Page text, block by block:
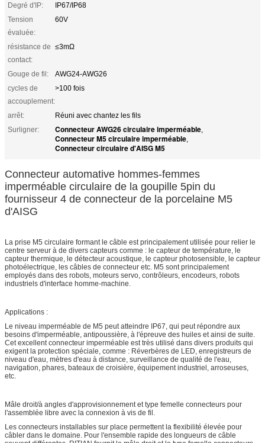
Degré d'IP:
IP67/IP68
Tension
évaluée:
60V
résistance de
contact:
≤3mΩ
Gouge de fil:
AWG24-AWG26
cycles de
accouplement:
>100 fois
arrêt:
Réuni avec chantez les fils
Surligner:
Connecteur AWG26 circulaire imperméable,
Connecteur M5 circulaire imperméable,
Connecteur circulaire d'AISG M5
Connecteur automative hommes-femmes
imperméable circulaire de la goupille 5pin du
fournisseur 4 de connecteur de la porcelaine M5
d'AISG
La prise M5 circulaire formant le câble est principalement utilisée pour relier le
centre serveur à de divers capteurs comme : le capteur de température, le
capteur thermique, le détecteur acoustique, le capteur photosensible, le capteur
photoélectrique, les câbles de connecteur etc. M5 sont principalement
employés dans des robots, moteurs servo, contrôleurs, encodeurs, robots
industriels d'interface homme-machine.
Applications :
Le niveau imperméable de M5 peut atteindre IP67, qui peut répondre aux
besoins d'imperméable, antipoussière, à l'épreuve des huiles et ainsi de suite.
Cet excellent connecteur imperméable est très utilisé dans divers produits qui
exigent la protection spéciale, comme : Réverbères de LED, enregistreurs de
niveau d'eau, mètres d'eau à distance, surveillance de qualité de l'eau,
navigation, phares, bateaux de croisière, équipement industriel, arroseuses,
etc.
Mâle droit/à angles d'approvisionnement et type femelle connecteurs pour
l'assemblée libre avec la connexion à vis de fil.
Les connecteurs installables sur place permettent la flexibilité élevée pour
câbler dans le domaine. Pour l'ensemble rapide des longueurs de câble